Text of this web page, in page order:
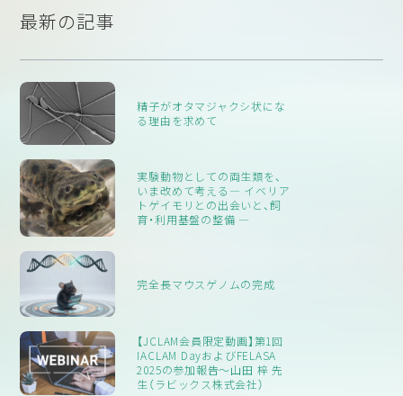
いない施設にとっての障壁などを理解することで、広く知ら
れている文献のギャップを解消することを目的としていま
す。英国にある約160の研究施設のうち、41施設がアンケート
に回答し、回答率は約25％でした。その結果、リホーミングは
日常的に行われていることが示唆されましたが、その数は少
なく、2015年から2017年の間にリホーミングされたとされる
動物はわずか2322頭でした。少なくとも10施設のうち1施設
はリホーミングを行っていることになります。ある種の動物
（主に猫、犬、馬）が他の種（げっ歯類、農耕用動物、霊長類）より
も明らかにリホーミングされることを好む傾向があります。
実際、実験室で飼育されている動物の94.15％がげっ歯類であ
るにもかかわらず、2015年から2017年の間にリホーミングさ
れたことがわかっている動物の5分の1以下（19.14％）を占め
ています。リホーミングの主な動機は、スタッフの士気を高
め、施設の倫理的プロファイルをポジティブにすることで
す。障壁となるのは、再帰の際の動物の福祉に対する懸念、動
物に対する科学的な需要が高く、リホーミングの対象となる
動物が少ないこと、そして、特定の動物（主に遺伝子組み換え
調査の結果、2015年から2017年の間に、英国の約160の施設のう
ち、少なくとも19施設、11.9％がリホーミングをしていました。リ
ホーミングされた数は2322匹で、対象となる動物種に大きく依存
していました。
実験室で飼育されている動物の94.15％がげっ歯類であるにもか
かわらず、リホーミングされたとされる動物の5分の1以下
（19.14％）であり、逆に、鳥類、猫、犬、馬、両生類、農業動物は、飼育
されている動物のわずか5.84％を占めるにもかかわらず、リホー
ミングされた全種の80.86％を占めていました。
1234
最新の記事
精子がオタマジャクシ状にな
る理由を求めて
実験動物としての両生類を、
いま改めて考える― イベリア
トゲイモリとの出会いと、飼
育・利用基盤の整備 ―
完全長マウスゲノムの完成
【JCLAM会員限定動画】第1回
IACLAM DayおよびFELASA
2025の参加報告～山田 梓 先
生（ラビックス株式会社）